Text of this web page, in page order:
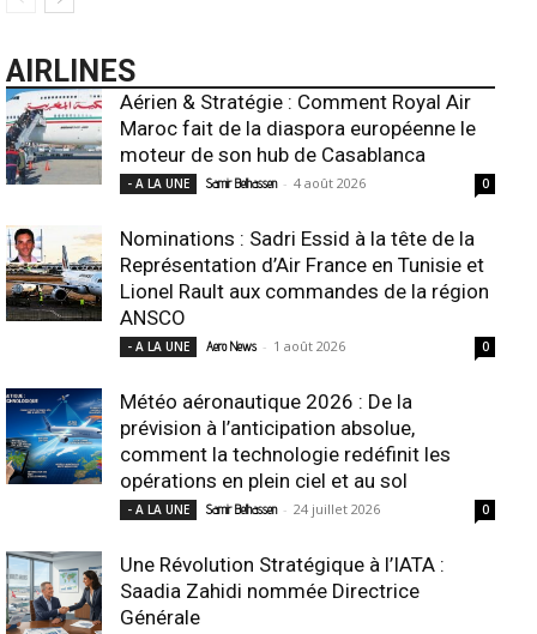
AIRLINES
Aérien & Stratégie : Comment Royal Air
Maroc fait de la diaspora européenne le
moteur de son hub de Casablanca
- A LA UNE Samir Belhassen - 4 août 2026 0
Nominations : Sadri Essid à la tête de la
Représentation d’Air France en Tunisie et
Lionel Rault aux commandes de la région
ANSCO
- A LA UNE Aero News - 1 août 2026 0
Météo aéronautique 2026 : De la
prévision à l’anticipation absolue,
comment la technologie redéfinit les
opérations en plein ciel et au sol
- A LA UNE Samir Belhassen - 24 juillet 2026 0
Une Révolution Stratégique à l’IATA :
Saadia Zahidi nommée Directrice
Générale